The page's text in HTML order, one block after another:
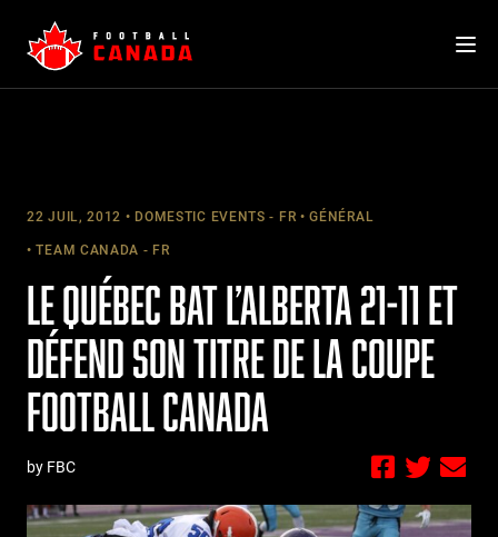
content
22 JUIL, 2012 DOMESTIC EVENTS - FR GÉNÉRAL
TEAM CANADA - FR
LE QUÉBEC BAT L’ALBERTA 21-11 ET
DÉFEND SON TITRE DE LA COUPE
FOOTBALL CANADA
by FBC